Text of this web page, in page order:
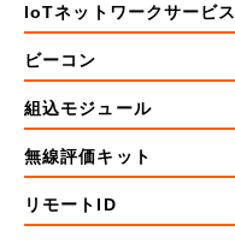
IoTネットワークサービス
ビーコン
組込モジュール
無線評価キット
リモートID